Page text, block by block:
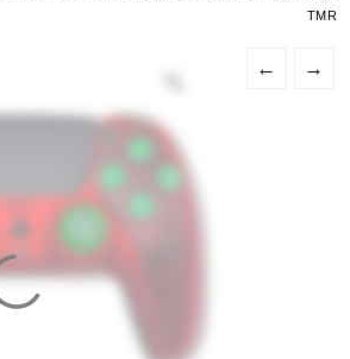
TMR
← →